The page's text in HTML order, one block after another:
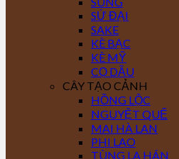
SỨ ĐẠI
SAKE
KÈ BẠC
KÈ MỸ
CỌ DẦU
CÂY TẠO CẢNH
HỒNG LỘC
NGUYỆT QUẾ
MAI HÀ LAN
PHI LAO
TÙNG LA HÁN